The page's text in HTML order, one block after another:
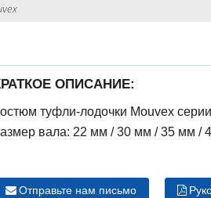
ОПИСАНИЕ:
туфли-лодочки Mouvex
вала: 22 мм / 30 мм / 35 мм /
Отправьте нам письмо